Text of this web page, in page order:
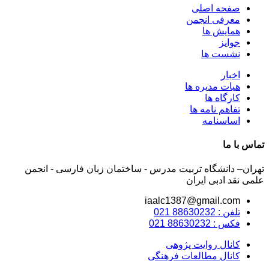
صفحه اصلی
معرفی انجمن
همایش ها
جوایز
نشست ها
اخبار
هیات مدیره ها
کارگاه ها
تفاهم نامه ها
اساسنامه
تماس با ما
تهران– دانشگاه تربیت مدرس - ساختمان زبان فارسی - انجمن
علمی نقد ادبی ایران
iaalc1387@gmail.com
تلفن : 88630232 021
فکس : 88630232 021
کانال روایت پژوهی
کانال مطالعات فرهنگی